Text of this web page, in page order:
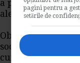
a platit venitul, in
aleasa de
Obligatiile
sociale de
cursul anului
pagini pentru a
setările de